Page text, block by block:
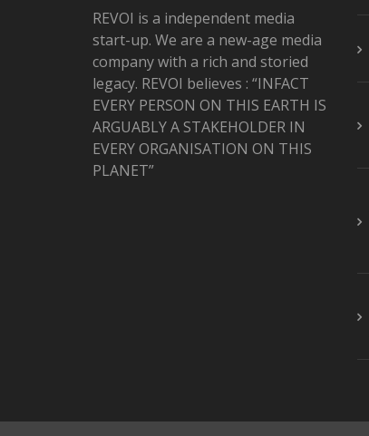
REVOI is a independent media
start-up. We are a new-age media
company with a rich and storied
legacy. REVOI believes : “INFACT
EVERY PERSON ON THIS EARTH IS
ARGUABLY A STAKEHOLDER IN
EVERY ORGANISATION ON THIS
PLANET”